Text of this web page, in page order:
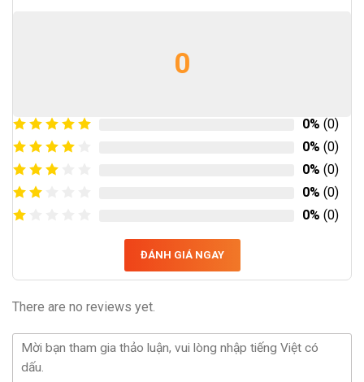
0
0% (0)
0% (0)
0% (0)
0% (0)
0% (0)
ĐÁNH GIÁ NGAY
There are no reviews yet.